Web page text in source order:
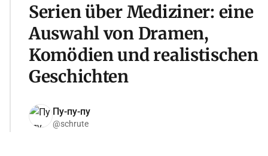
Serien über Mediziner: eine
Auswahl von Dramen,
Komödien und realistischen
Geschichten
Пу-пу-пу
@schrute